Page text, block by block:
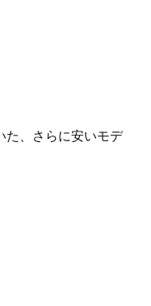
た、さらに安いモデ